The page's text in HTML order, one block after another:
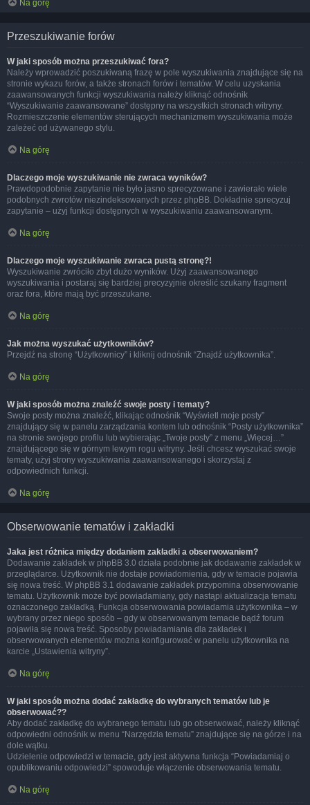
Na górę
Przeszukiwanie forów
W jaki sposób można przeszukiwać fora?
Należy wprowadzić poszukiwaną frazę w pole wyszukiwania znajdujące się na
stronie wykazu forów, a także stronach forów i tematów. W celu uzyskania
zaawansowanych funkcji wyszukiwania należy kliknąć odnośnik
“Wyszukiwanie zaawansowane” dostępny na wszystkich stronach witryny.
Rozmieszczenie elementów sterujących mechanizmem wyszukiwania może
zależeć od używanego stylu.
Na górę
Dlaczego moje wyszukiwanie nie zwraca wyników?
Prawdopodobnie zapytanie nie było jasno sprecyzowane i zawierało wiele
podobnych zwrotów niezindeksowanych przez phpBB. Dokładnie sprecyzuj
zapytanie – użyj funkcji dostępnych w wyszukiwaniu zaawansowanym.
Na górę
Dlaczego moje wyszukiwanie zwraca pustą stronę?!
Wyszukiwanie zwróciło zbyt dużo wyników. Użyj zaawansowanego
wyszukiwania i postaraj się bardziej precyzyjnie określić szukany fragment
oraz fora, które mają być przeszukane.
Na górę
Jak można wyszukać użytkowników?
Przejdź na stronę “Użytkownicy” i kliknij odnośnik “Znajdź użytkownika”.
Na górę
W jaki sposób można znaleźć swoje posty i tematy?
Swoje posty można znaleźć, klikając odnośnik “Wyświetl moje posty”
znajdujący się w panelu zarządzania kontem lub odnośnik “Posty użytkownika”
na stronie swojego profilu lub wybierając „Twoje posty” z menu „Więcej…”
znajdującego się w górnym lewym rogu witryny. Jeśli chcesz wyszukać swoje
tematy, użyj strony wyszukiwania zaawansowanego i skorzystaj z
odpowiednich funkcji.
Na górę
Obserwowanie tematów i zakładki
Jaka jest różnica między dodaniem zakładki a obserwowaniem?
Dodawanie zakładek w phpBB 3.0 działa podobnie jak dodawanie zakładek w
przeglądarce. Użytkownik nie dostaje powiadomienia, gdy w temacie pojawia
się nowa treść. W phpBB 3.1 dodawanie zakładek przypomina obserwowanie
tematu. Użytkownik może być powiadamiany, gdy nastąpi aktualizacja tematu
oznaczonego zakładką. Funkcja obserwowania powiadamia użytkownika – w
wybrany przez niego sposób – gdy w obserwowanym temacie bądź forum
pojawiła się nowa treść. Sposoby powiadamiania dla zakładek i
obserwowanych elementów można konfigurować w panelu użytkownika na
karcie „Ustawienia witryny”.
Na górę
W jaki sposób można dodać zakładkę do wybranych tematów lub je
obserwować??
Aby dodać zakładkę do wybranego tematu lub go obserwować, należy kliknąć
odpowiedni odnośnik w menu “Narzędzia tematu” znajdujące się na górze i na
dole wątku.
Udzielenie odpowiedzi w temacie, gdy jest aktywna funkcja “Powiadamiaj o
opublikowaniu odpowiedzi” spowoduje włączenie obserwowania tematu.
Na górę